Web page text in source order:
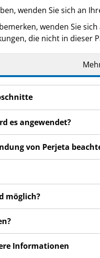
wenden Sie sich an
wenden Sie
die nicht in dieser
es angewendet?
von Perjeta
möglich?
Informationen